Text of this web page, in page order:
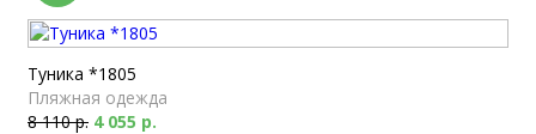
Туника *1805
Пляжная одежда
8 110 р. 4 055 р.